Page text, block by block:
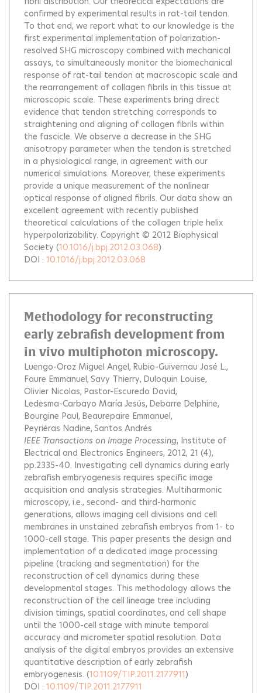
confirmed by experimental results in rat-tail tendon.
To that end, we report what to our knowledge is the
first experimental implementation of polarization-
resolved SHG microscopy combined with mechanical
assays, to simultaneously monitor the biomechanical
response of rat-tail tendon at macroscopic scale and
the rearrangement of collagen fibrils in this tissue at
microscopic scale. These experiments bring direct
evidence that tendon stretching corresponds to
straightening and aligning of collagen fibrils within
the fascicle. We observe a decrease in the SHG
anisotropy parameter when the tendon is stretched
in a physiological range, in agreement with our
numerical simulations. Moreover, these experiments
provide a unique measurement of the nonlinear
optical response of aligned fibrils. Our data show an
excellent agreement with recently published
theoretical calculations of the collagen triple helix
hyperpolarizability. Copyright © 2012 Biophysical
Society (10.1016/j.bpj.2012.03.068)
DOI : 10.1016/j.bpj.2012.03.068
Methodology for reconstructing
early zebrafish development from
in vivo multiphoton microscopy.
Luengo-Oroz Miguel Angel Rubio-Guivernau José L.
Faure Emmanuel Savy Thierry Duloquin Louise
Olivier Nicolas Pastor-Escuredo David
Ledesma-Carbayo María Jesús Debarre Delphine
Bourgine Paul Beaurepaire Emmanuel
Peyriéras Nadine Santos Andrés
IEEE Transactions on Image Processing, Institute of
Electrical and Electronics Engineers, 2012, 21 (4),
pp.2335-40. Investigating cell dynamics during early
zebrafish embryogenesis requires specific image
acquisition and analysis strategies. Multiharmonic
microscopy, i.e., second- and third-harmonic
generations, allows imaging cell divisions and cell
membranes in unstained zebrafish embryos from 1- to
1000-cell stage. This paper presents the design and
implementation of a dedicated image processing
pipeline (tracking and segmentation) for the
reconstruction of cell dynamics during these
developmental stages. This methodology allows the
reconstruction of the cell lineage tree including
division timings, spatial coordinates, and cell shape
until the 1000-cell stage with minute temporal
accuracy and micrometer spatial resolution. Data
analysis of the digital embryos provides an extensive
quantitative description of early zebrafish
embryogenesis. (10.1109/TIP.2011.2177911)
DOI : 10.1109/TIP.2011.2177911